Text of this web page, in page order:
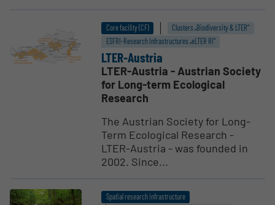
Core facility (CF)
Clusters „Biodiversity & LTER“
ESFRI-Research Infrastructures „eLTER RI“
LTER-Austria
LTER-Austria - Austrian Society
for Long-term Ecological
Research
The Austrian Society for Long-
Term Ecological Research -
LTER-Austria - was founded in
2002. Since...
Spatial research infrastructure